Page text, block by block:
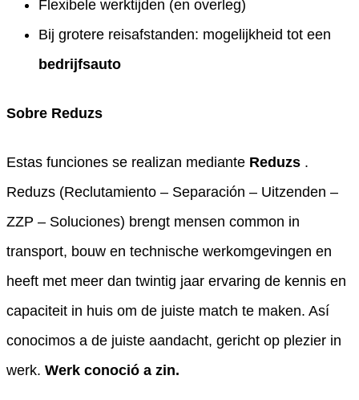
Flexibele werktijden (en overleg)
Bij grotere reisafstanden: mogelijkheid tot een
bedrijfsauto
Sobre Reduzs
Estas funciones se realizan mediante Reduzs .
Reduzs (Reclutamiento – Separación – Uitzenden –
ZZP – Soluciones) brengt mensen common in
transport, bouw en technische werkomgevingen en
heeft met meer dan twintig jaar ervaring de kennis en
capaciteit in huis om de juiste match te maken. Así
conocimos a de juiste aandacht, gericht op plezier in
werk. Werk conoció a zin.